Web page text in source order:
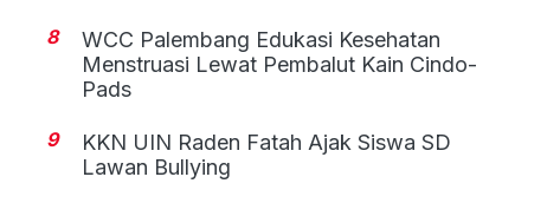
8
WCC Palembang Edukasi Kesehatan
Menstruasi Lewat Pembalut Kain Cindo-
Pads
9
KKN UIN Raden Fatah Ajak Siswa SD
Lawan Bullying